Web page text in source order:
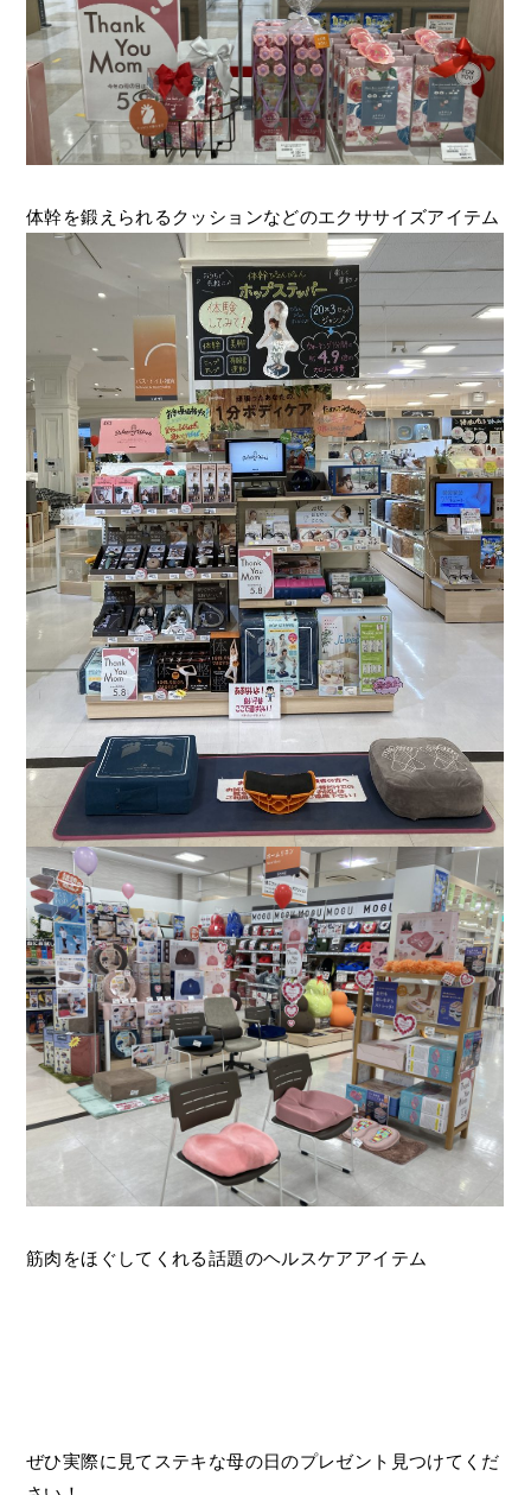
体幹を鍛えられるクッションなどのエクササイズアイテム
筋肉をほぐしてくれる話題のヘルスケアアイテム
ぜひ実際に見てステキな母の日のプレゼント見つけてくだ